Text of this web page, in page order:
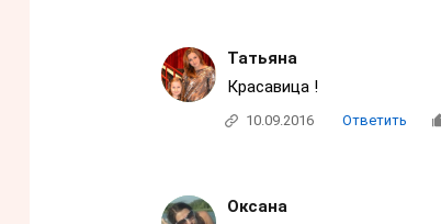
Татьяна
Красавица !
10.09.2016 Ответить
Оксана